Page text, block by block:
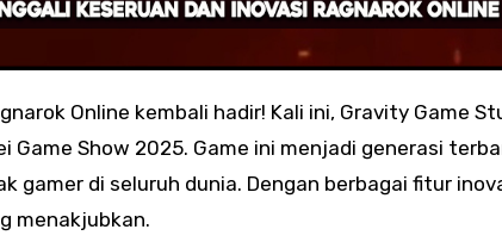
Online kembali hadir! Kali ini, Gravity Game
Game Show 2025. Game ini menjadi generasi
gamer di seluruh dunia. Dengan berbagai fitur
menakjubkan.